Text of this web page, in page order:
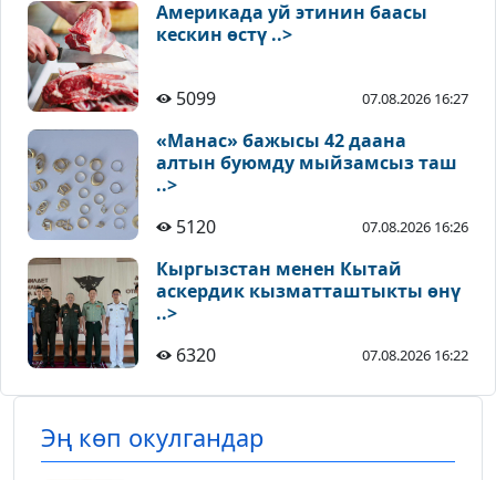
Америкада уй этинин баасы
кескин өстү ..>
5099 07.08.2026 16:27
«Манас» бажысы 42 даана
алтын буюмду мыйзамсыз таш
..>
5120
07.08.2026 16:26
Кыргызстан менен Кытай
аскердик кызматташтыкты өнү
..>
6320
07.08.2026 16:22
Эң көп окулгандар